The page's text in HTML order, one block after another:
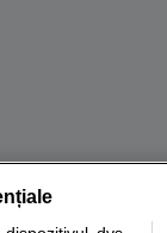
analize